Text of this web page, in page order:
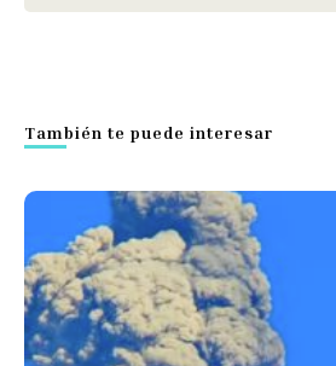
También te puede interesar